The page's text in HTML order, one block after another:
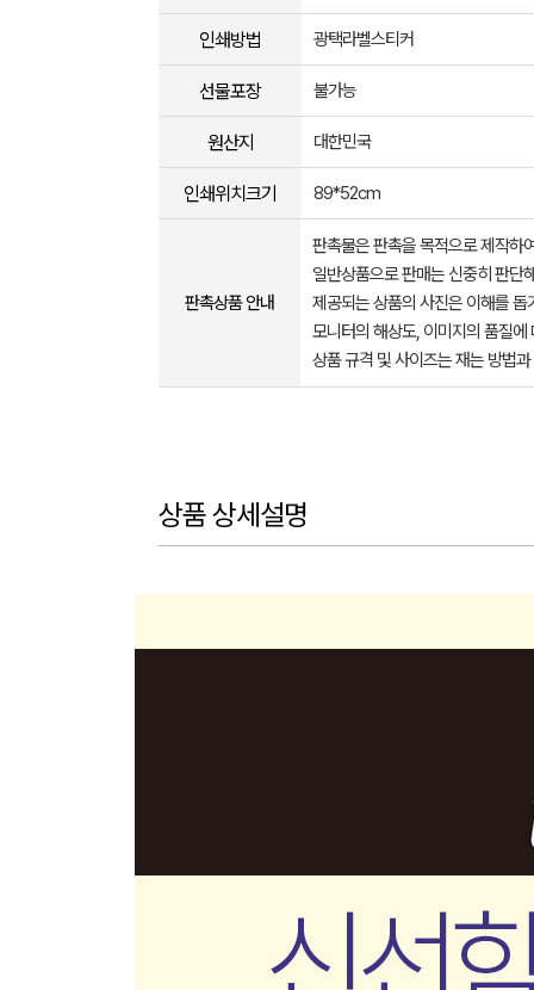
인쇄방법 광택라벨스티커
선물포장 불가능
원산지 대한민국
인쇄위치크기 89*52cm
판촉상품 안내
판촉물은 판촉을 목적으로 제작하
일반상품으로 판매는 신중히 판단
제공되는 상품의 사진은 이해를
모니터의 해상도, 이미지의 품질
상품 규격 및 사이즈는 재는 방법
상품 상세설명